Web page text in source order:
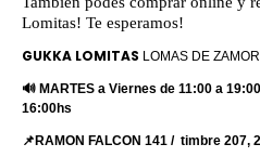
Lomitas! Te esperamos!
GUKKA LOMITAS LOMAS DE
🔊 MARTES a Viernes de 11:00 a
16:00hs
📌 RAMON FALCON 141 / timbre 207,